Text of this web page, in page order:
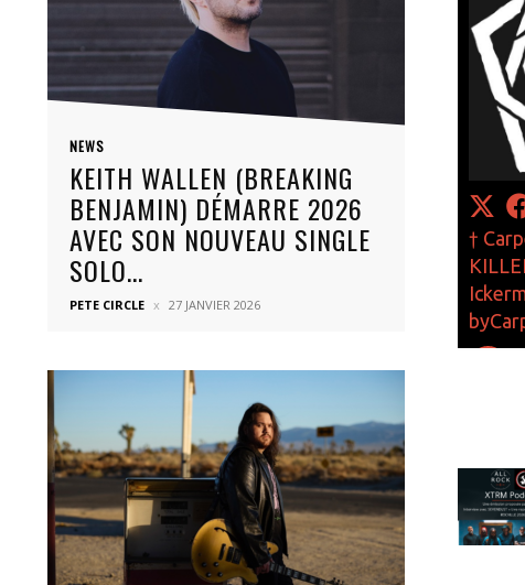
NEWS
KEITH WALLEN (BREAKING
BENJAMIN) DÉMARRE 2026
AVEC SON NOUVEAU SINGLE
SOLO...
PETE CIRCLE 27 JANVIER 2026